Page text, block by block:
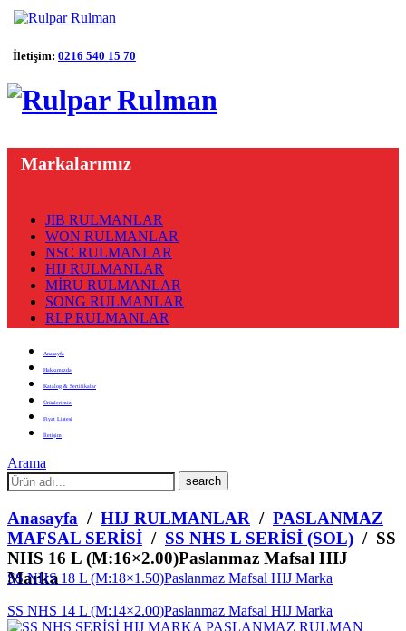
İletişim: 0216 540 15 70
Markalarımız
JIB RULMANLAR
WON RULMANLAR
NSC RULMANLAR
HIJ RULMANLAR
MİRU RULMANLAR
SONG RULMANLAR
RLP RULMANLAR
Anasayfa
Hakkımızda
Katalog & Sertifikalar
Ürünlerimiz
Fiyat Listesi
İletişim
Arama
What
are
you
looking
for?
Anasayfa / HIJ RULMANLAR / PASLANMAZ
MAFSAL SERİSİ / SS NHS L SERİSİ (SOL) / SS
NHS 16 L (M:16×2.00)Paslanmaz Mafsal HIJ
Marka
SS NHS 18 L (M:18×1.50)Paslanmaz Mafsal HIJ Marka
SS NHS 14 L (M:14×2.00)Paslanmaz Mafsal HIJ Marka